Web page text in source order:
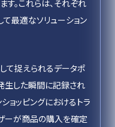
す。これらは、それぞれ
最適なソリューション
て捉えられるデータポ
生した瞬間に記録され
ョッピングにおけるトラ
ーが商品の購入を確定